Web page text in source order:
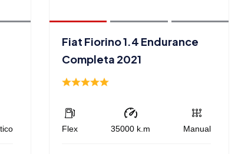
Fiat Fiorino 1.4 Endurance
Completa 2021
Flex 35000 k.m Manual